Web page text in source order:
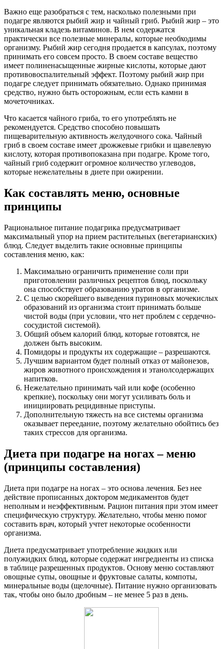
Важно еще разобраться с тем, насколько полезными при
подагре являются рыбий жир и чайный гриб. Рыбий жир – это
уникальная кладезь витаминов. В нем содержатся
практически все полезные минералы, которые необходимы
организму. Рыбий жир сегодня продается в капсулах, поэтому
принимать его совсем просто. В своем составе вещество
имеет полиненасыщенные жирные кислоты, которые дают
противовоспалительный эффект. Поэтому рыбий жир при
подагре следует принимать обязательно. Однако принимая
средство, нужно быть осторожным, если есть камни в
мочеточниках.
Что касается чайного гриба, то его употреблять не
рекомендуется. Средство способно повышать
пищеварительную активность желудочного сока. Чайный
гриб в своем составе имеет дрожжевые грибки и щавелевую
кислоту, которая противопоказана при подагре. Кроме того,
чайный гриб содержит огромное количество углеводов,
которые нежелательны в диете при ожирении.
Как составлять меню, основные
принципы
Рациональное питание подагрика предусматривает
максимальный упор на прием растительных (вегетарианских)
блюд. Следует выделить такие основные принципы
составления меню, как:
Максимально ограничить применение соли при
приготовлении различных рецептов блюд, поскольку
она способствует образованию уратов в организме.
С целью скорейшего выведения пуриновых мочекислых
образований из организма стоит принимать больше
чистой воды (при условии, что нет проблем с сердечно-
сосудистой системой).
Общий объем калорий блюд, которые готовятся, не
должен быть высоким.
Помидоры и продукты их содержащие – разрешаются.
Лучшим вариантом будет полный отказ от майонезов,
жиров животного происхождения и этанолсодержащих
напитков.
Нежелательно принимать чай или кофе (особенно
крепкие), поскольку они могут усиливать боль и
инициировать рецидивные приступы.
Дополнительную тяжесть на все системы организма
оказывает переедание, поэтому желательно обойтись без
таких стрессов для организма.
Диета при подагре на ногах – меню
(принципы составления)
Диета при подагре на ногах – это основа лечения. Без нее
действие прописанных доктором медикаментов будет
неполным и неэффективным. Рацион питания при этом имеет
специфическую структуру. Желательно, чтобы меню помог
составить врач, который учтет некоторые особенности
организма.
Диета предусматривает употребление жидких или
полужидких блюд, которые содержат ингредиенты из списка
в таблице разрешенных продуктов. Основу меню составляют
овощные супы, овощные и фруктовые салаты, компоты,
минеральные воды (щелочные). Питание нужно организовать
так, чтобы оно было дробным – не менее 5 раз в день.